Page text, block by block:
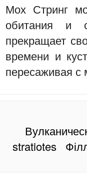
Мох Стринг
обитания и
прекращает
времени и
пересаживая с
stratiotes